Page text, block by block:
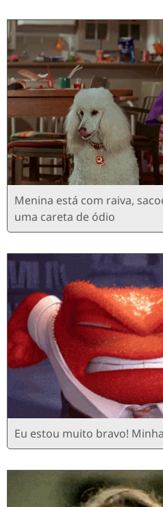
Menina está com raiva,
uma careta de ódio
Eu estou muito bravo!